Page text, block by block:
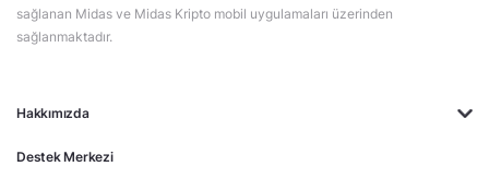
Hakkımızda
Destek Merkezi
sağlanan Midas ve Midas Kripto mobil uygulamaları üzerinden
sağlanmaktadır.